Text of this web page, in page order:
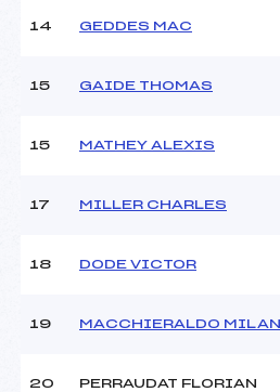
Température départ :
Catégorie :
14 GEDDES MAC
15 GAIDE THOMAS
15 MATHEY ALEXIS
17 MILLER CHARLES
18 DODE VICTOR
19 MACCHIERALDO MILAN
20 PERRAUDAT FLORIAN